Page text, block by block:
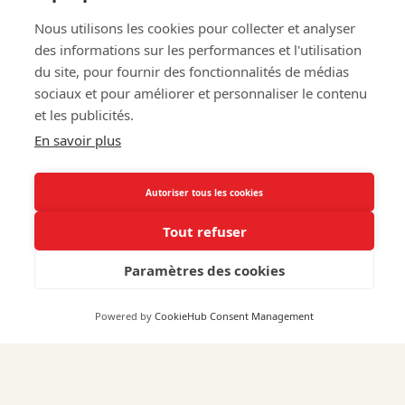
Nous utilisons les cookies pour collecter et analyser
des informations sur les performances et l'utilisation
du site, pour fournir des fonctionnalités de médias
sociaux et pour améliorer et personnaliser le contenu
et les publicités.
En savoir plus
Autoriser tous les cookies
Tout refuser
Paramètres des cookies
Powered by CookieHub Consent Management
-
f
a
c
e
b
o
-
i
n
s
t
a
r
m
-
l
i
e
i
n
Envoyer
FRENCHIES WINES
Produits par Domaine
INFORMATIONS LÉGALES